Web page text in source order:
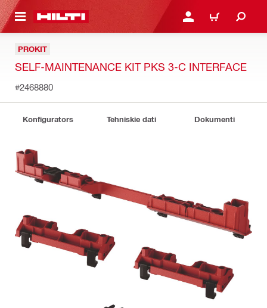
SATURU PIESLĒGTIES VAI
IEPIRKŠANĀS
PROKIT
SELF-MAINTENANCE KIT PKS 3-C INTERFACE
#2468880
Konfigurators Tehniskie dati Dokumenti